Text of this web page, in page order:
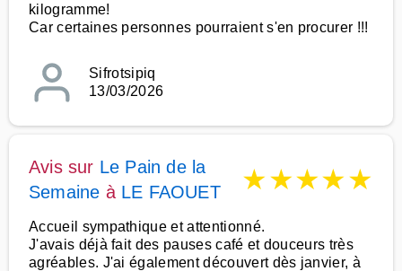
kilogramme!
Car certaines personnes pourraient s'en procurer !!!
Sifrotsipiq
13/03/2026
Avis sur Le Pain de la
Semaine à LE FAOUET ★★★★★
Accueil sympathique et attentionné.
J'avais déjà fait des pauses café et douceurs très
agréables. J'ai également découvert dès janvier, à